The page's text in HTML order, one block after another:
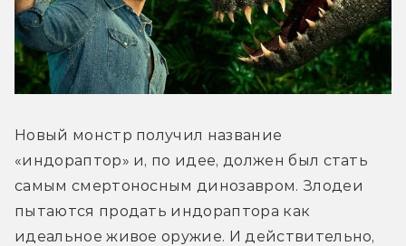
Новый монстр получил название
«индораптор» и, по идее, должен был стать
самым смертоносным динозавром. Злодеи
пытаются продать индораптора как
идеальное живое оружие. И действительно,